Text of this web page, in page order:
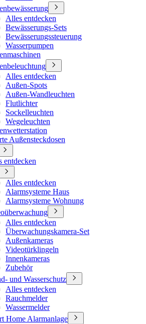
Alles entdecken
Bewässerungs-Sets
Bewässerungssteuerung
Wasserpumpen
Alles entdecken
Außen-Spots
Außen-Wandleuchten
Flutlichter
Sockelleuchten
Wegeleuchten
Außensteckdosen
entdecken
Alles entdecken
Alarmsysteme Haus
Alarmsysteme Wohnung
Alles entdecken
Überwachungskamera-Set
Außenkameras
Videotürklingeln
Innenkameras
Zubehör
und Wasserschutz
Alles entdecken
Rauchmelder
Wassermelder
Home Alarmanlage